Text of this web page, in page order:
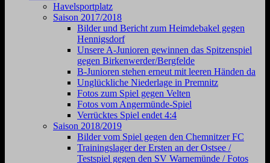
Havelsportplatz
Saison 2017/2018
Bilder und Bericht zum Heimdebakel gegen
Hennigsdorf
Unsere A-Junioren gewinnen das Spitzenspiel
gegen Birkenwerder/Bergfelde
B-Junioren stehen erneut mit leeren Händen da
Unglückliche Niederlage in Premnitz
Fotos zum Spiel gegen Velten
Fotos vom Angermünde-Spiel
Verrücktes Spiel endet 4:4
Saison 2018/2019
Bilder vom Spiel gegen den Chemnitzer FC
Trainingslager der Ersten an der Ostsee /
Testspiel gegen den SV Warnemünde / Fotos